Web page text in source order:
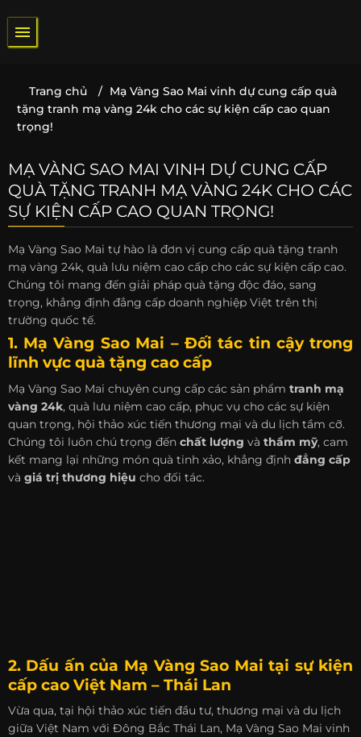
qua
nội
Trang chủ / Mạ Vàng Sao Mai vinh dự cung cấp quà
tặng tranh mạ vàng 24k cho các sự kiện cấp cao quan
trọng!
MẠ VÀNG SAO MAI VINH DỰ CUNG CẤP
QUÀ TẶNG TRANH MẠ VÀNG 24K CHO CÁC
SỰ KIỆN CẤP CAO QUAN TRỌNG!
Mạ Vàng Sao Mai tự hào là đơn vị cung cấp quà tặng tranh
mạ vàng 24k, quà lưu niệm cao cấp cho các sự kiện cấp cao.
Chúng tôi mang đến giải pháp quà tặng độc đáo, sang
trọng, khẳng định đẳng cấp doanh nghiệp Việt trên thị
trường quốc tế.
1. Mạ Vàng Sao Mai – Đối tác tin cậy trong
lĩnh vực quà tặng cao cấp
Mạ Vàng Sao Mai chuyên cung cấp các sản phẩm tranh mạ
vàng 24k, quà lưu niệm cao cấp, phục vụ cho các sự kiện
quan trọng, hội thảo xúc tiến thương mại và du lịch tầm cỡ.
Chúng tôi luôn chú trọng đến chất lượng và thẩm mỹ, cam
kết mang lại những món quà tinh xảo, khẳng định đẳng cấp
và giá trị thương hiệu cho đối tác.
2. Dấu ấn của Mạ Vàng Sao Mai tại sự kiện
cấp cao Việt Nam – Thái Lan
Vừa qua, tại hội thảo xúc tiến đầu tư, thương mại và du lịch
giữa Việt Nam với Đông Bắc Thái Lan, Mạ Vàng Sao Mai vinh